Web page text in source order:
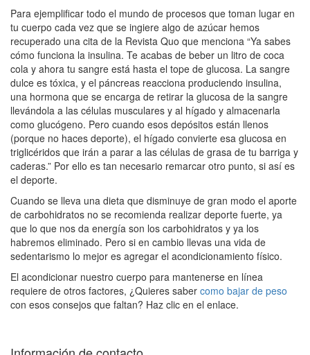
Para ejemplificar todo el mundo de procesos que toman lugar en
tu cuerpo cada vez que se ingiere algo de azúcar hemos
recuperado una cita de la Revista Quo que menciona “Ya sabes
cómo funciona la insulina. Te acabas de beber un litro de coca
cola y ahora tu sangre está hasta el tope de glucosa. La sangre
dulce es tóxica, y el páncreas reacciona produciendo insulina,
una hormona que se encarga de retirar la glucosa de la sangre
llevándola a las células musculares y al hígado y almacenarla
como glucógeno. Pero cuando esos depósitos están llenos
(porque no haces deporte), el hígado convierte esa glucosa en
triglicéridos que irán a parar a las células de grasa de tu barriga y
caderas.” Por ello es tan necesario remarcar otro punto, si así es
el deporte.
Cuando se lleva una dieta que disminuye de gran modo el aporte
de carbohidratos no se recomienda realizar deporte fuerte, ya
que lo que nos da energía son los carbohidratos y ya los
habremos eliminado. Pero si en cambio llevas una vida de
sedentarismo lo mejor es agregar el acondicionamiento físico.
El acondicionar nuestro cuerpo para mantenerse en línea
requiere de otros factores, ¿Quieres saber como bajar de peso
con esos consejos que faltan? Haz clic en el enlace.